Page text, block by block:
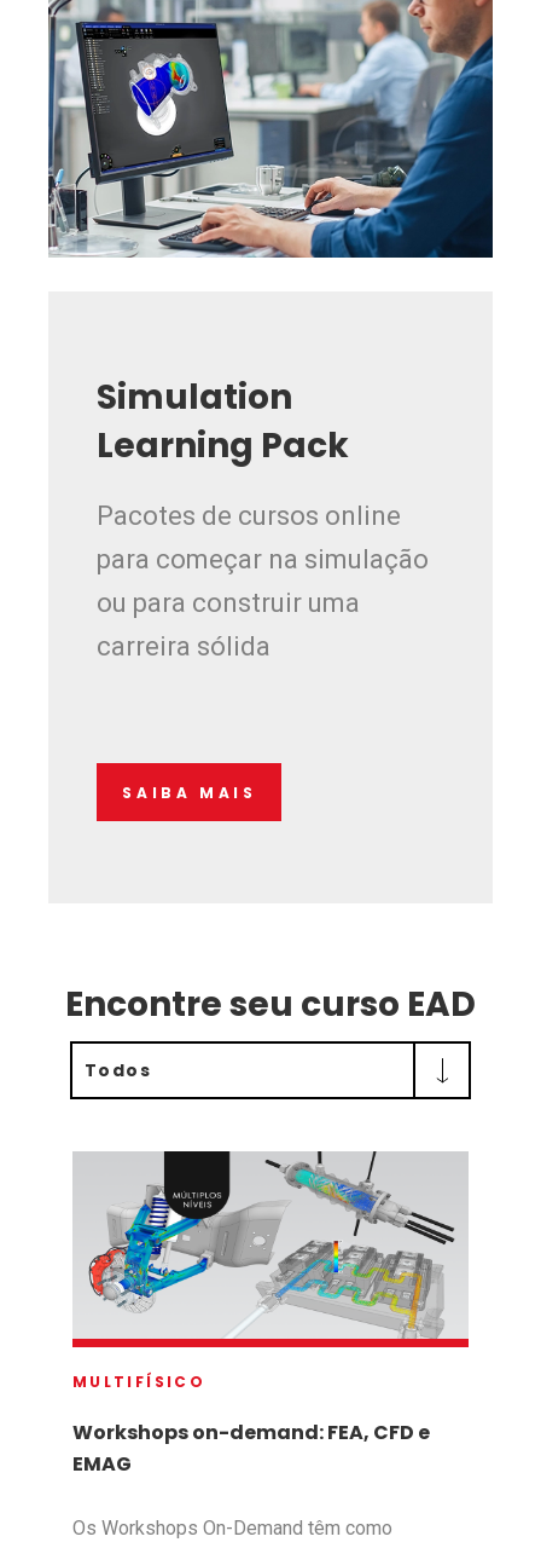
Simulation
Learning Pack
Pacotes de cursos online
para começar na simulação
ou para construir uma
carreira sólida
SAIBA MAIS
Encontre seu curso EAD
Todos
MULTIFÍSICO
Workshops on-demand: FEA, CFD e
EMAG
Os Workshops On-Demand têm como